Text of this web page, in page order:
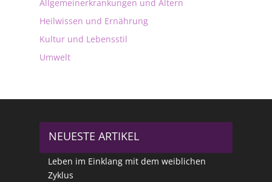
Allgemeinerkrankungen und Altern
Heilwissen und Ernährung
Kultur und Lebensstil
Umwelt
NEUESTE ARTIKEL
Leben im Einklang mit dem weiblichen
Zyklus